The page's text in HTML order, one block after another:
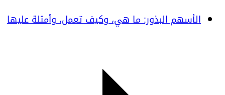
الأسهم البذور: ما هي، وكيف تعمل، وأمثلة عليها